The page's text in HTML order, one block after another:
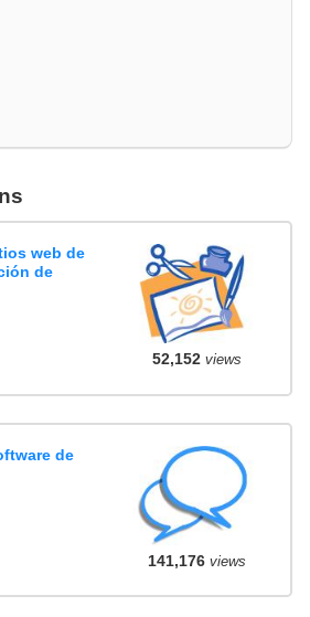
web de
de
52,152views
de
141,176views